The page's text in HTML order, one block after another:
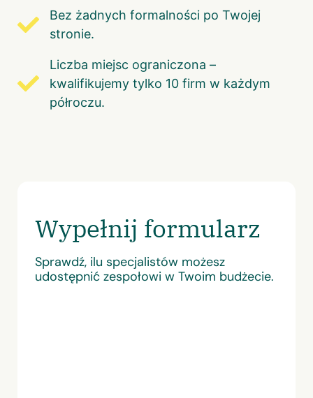
Bez żadnych formalności po Twojej
stronie.
Liczba miejsc ograniczona –
kwalifikujemy tylko 10 firm w każdym
półroczu.
Wypełnij formularz
Sprawdź, ilu specjalistów możesz
udostępnić zespołowi w Twoim budżecie.